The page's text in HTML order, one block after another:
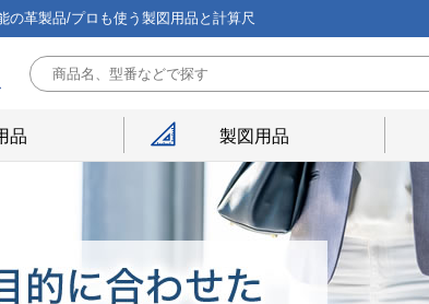
の革製品/プロも使う製図用品と計算尺
品 製図用品